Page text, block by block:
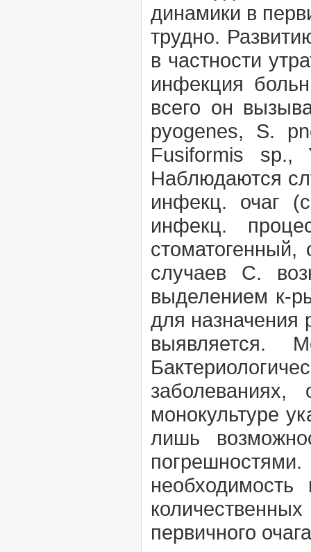
динамики в
трудно.
в частности
инфекция
всего он
pyogenes, S.
Fusiformis sp.,
Наблюдаются
инфекц. очаг
инфекц.
случаев С.
выделением к-
для назначения
выявляется.
монокультуре
лишь
первичного